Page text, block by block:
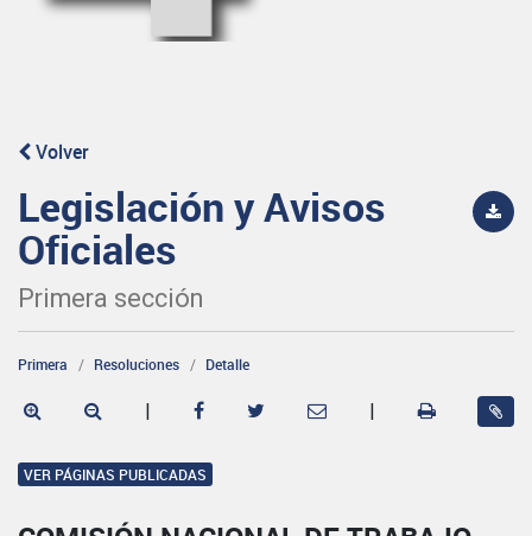
Volver
Legislación y Avisos
Oficiales
Primera sección
Primera Resoluciones Detalle
| |
VER PÁGINAS PUBLICADAS